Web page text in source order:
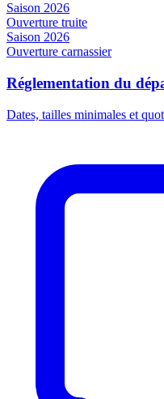
Saison 2026
Ouverture truite
Saison 2026
Ouverture carnassier
Réglementation du
Dates, tailles minimales et